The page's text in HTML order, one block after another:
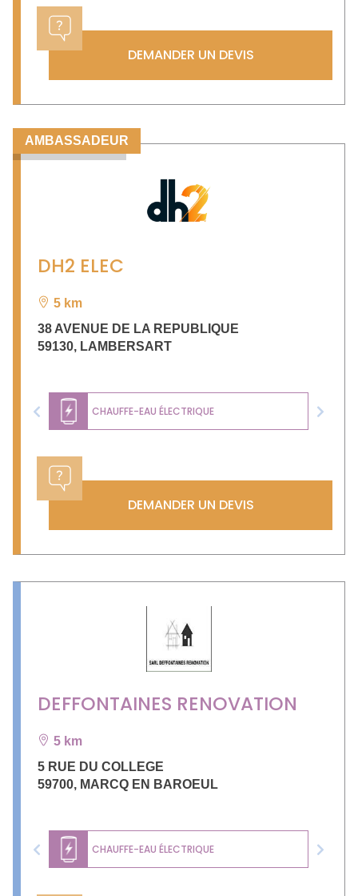
DEMANDER UN DEVIS
AMBASSADEUR
DH2 ELEC
5 km
38 AVENUE DE LA REPUBLIQUE
59130, LAMBERSART
CHAUFFE-EAU ÉLECTRIQUE
Previous Next
DEMANDER UN DEVIS
DEFFONTAINES RENOVATION
5 km
5 RUE DU COLLEGE
59700, MARCQ EN BAROEUL
CHAUFFE-EAU ÉLECTRIQUE
Previous Next